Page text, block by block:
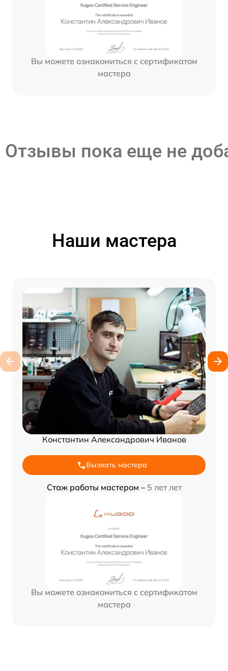
Вы можете ознакомиться с сертификатом
мастера
Отзывы пока еще не
Наши мастера
Константин Александрович Иванов
Вызвать мастера
Стаж работы мастером – 5 лет лет
Вы можете ознакомиться с сертификатом
мастера